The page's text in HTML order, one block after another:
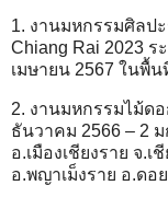
1. งานมหกรรมศิลป
Chiang Rai 2023
เมษายน 2567 ในพื้น
2. งานมหกรรมไม้ด
ธันวาคม 2566 – 2
อ.เมืองเชียงราย จ.
อ.พญาเม็งราย อ.ดอ